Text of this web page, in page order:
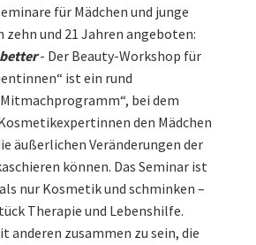
für Mädchen und junge
zehn und 21 Jahren angeboten:
- Der Beauty-Workshop für
ist ein rund
bei dem
den Mädchen
äußerlichen Veränderungen der
können. Das Seminar ist
nur Kosmetik und schminken –
Therapie und Lebenshilfe.
anderen zusammen zu sein, die